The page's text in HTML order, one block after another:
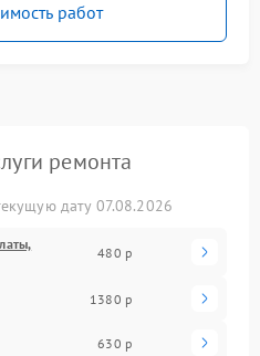
работ
ремонта
дату 07.08.2026
480 р
1380 р
630 р